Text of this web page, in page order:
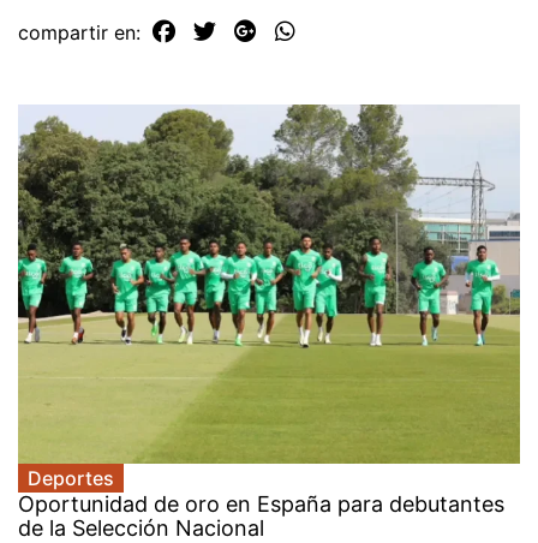
compartir en:
Deportes
Oportunidad de oro en España para debutantes
de la Selección Nacional